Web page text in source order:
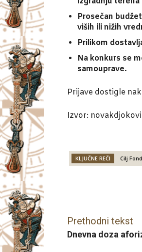
Prosečan
viših ili nižih
Prilikom
Na konkurs se
samouprave.
Prijave dostigle
Izvor:
KLJUČNE REČI Cilj
Prethodni tekst
Dnevna doza